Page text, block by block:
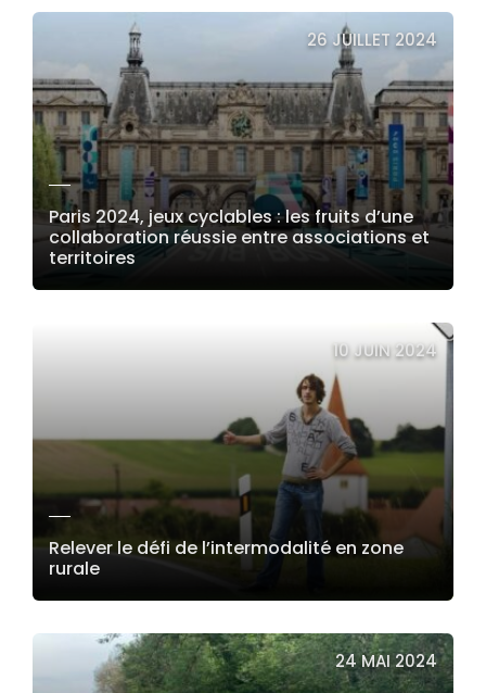
26 JUILLET 2024
Paris 2024, jeux cyclables : les fruits d’une
collaboration réussie entre associations et
territoires
10 JUIN 2024
Relever le défi de l’intermodalité en zone
rurale
24 MAI 2024